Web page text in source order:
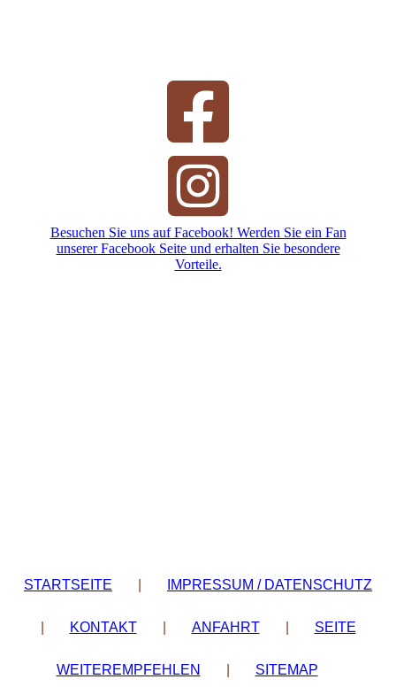
Besuchen Sie uns auf Facebook! Werden Sie ein Fan
unserer Facebook Seite und erhalten Sie besondere
Vorteile.
STARTSEITE IMPRESSUM / DATENSCHUTZ
KONTAKT ANFAHRT SEITE
WEITEREMPFEHLEN SITEMAP